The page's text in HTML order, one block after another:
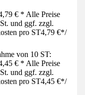
€ * Alle Preise
und ggf. zzgl.
pro ST4,79 €*/
von 10 ST:
€ * Alle Preise
und ggf. zzgl.
pro ST4,45 €*/